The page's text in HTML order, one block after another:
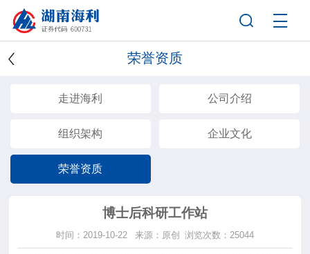
荣誉资质
走进海利 公司介绍
组织架构 企业文化
荣誉资质
博士后科研工作站
时间：2019-10-22 来源：原创 浏览次数：25044